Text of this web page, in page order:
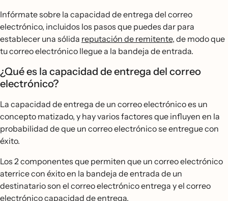
Infórmate sobre la capacidad de entrega del correo
electrónico, incluidos los pasos que puedes dar para
establecer una sólida reputación de remitente, de modo que
tu correo electrónico llegue a la bandeja de entrada.
¿Qué es la capacidad de entrega del correo
electrónico?
La capacidad de entrega de un correo electrónico es un
concepto matizado, y hay varios factores que influyen en la
probabilidad de que un correo electrónico se entregue con
éxito.
Los 2 componentes que permiten que un correo electrónico
aterrice con éxito en la bandeja de entrada de un
destinatario son el correo electrónico entrega y el correo
electrónico capacidad de entrega.